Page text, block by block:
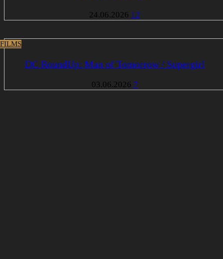
24.06.2026 12
DC RoundUp: Man of Tomorrow / Supergirl
03.06.2026 7